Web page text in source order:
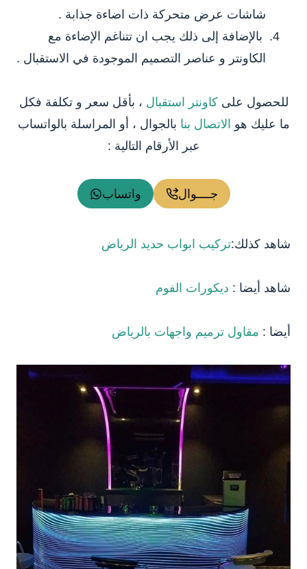
شاشات عرض متحركة ذات اضاءة جذابة .
بالإضافة إلى ذلك يجب ان تتناغم الإضاءة مع
الكاونتر و عناصر التصميم الموجودة في الاستقبال .
للحصول على كاونتر استقبال ، بأقل سعر و تكلفة فكل
ما عليك هو الاتصال بنا بالجوال ، أو المراسلة بالواتساب
عبر الأرقام التالية :
جــــوال واتساب
شاهد كذلك:تركيب ابواب حديد الرياض
شاهد أيضا : ديكورات الفوم
أيضا : مقاول ترميم واجهات بالرياض